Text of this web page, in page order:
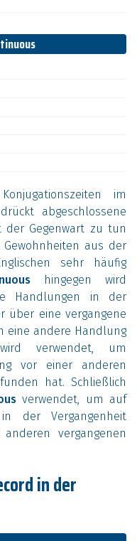
im
abgeschlossene
der Gegenwart zu tun
aus der
sehr häufig
hingegen wird
Handlungen in der
über eine vergangene
eine andere Handlung
wird verwendet, um
vor einer anderen
hat. Schließlich
verwendet, um auf
der Vergangenheit
vergangenen
in der